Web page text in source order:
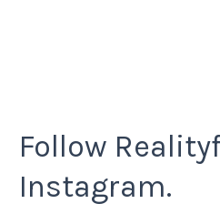
Follow
Instagram.